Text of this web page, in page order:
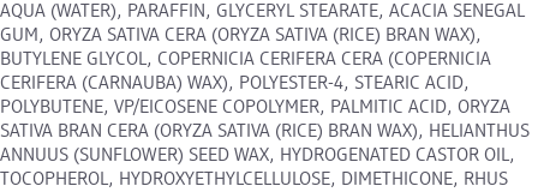
AQUA (WATER), PARAFFIN, GLYCERYL STEARATE, ACACIA SENEGAL
GUM, ORYZA SATIVA CERA (ORYZA SATIVA (RICE) BRAN WAX),
BUTYLENE GLYCOL, COPERNICIA CERIFERA CERA (COPERNICIA
CERIFERA (CARNAUBA) WAX), POLYESTER-4, STEARIC ACID,
POLYBUTENE, VP/EICOSENE COPOLYMER, PALMITIC ACID, ORYZA
SATIVA BRAN CERA (ORYZA SATIVA (RICE) BRAN WAX), HELIANTHUS
ANNUUS (SUNFLOWER) SEED WAX, HYDROGENATED CASTOR OIL,
TOCOPHEROL, HYDROXYETHYLCELLULOSE, DIMETHICONE, RHUS